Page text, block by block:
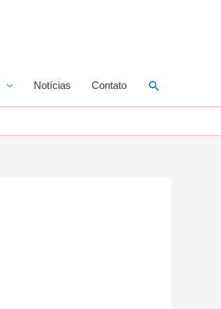
Notícias Contato Pesquisar